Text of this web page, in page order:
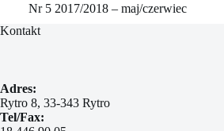
Nr 5 2017/2018 – maj/czerwiec
Kontakt
Adres:
Rytro 8, 33-343 Rytro
Tel/Fax: